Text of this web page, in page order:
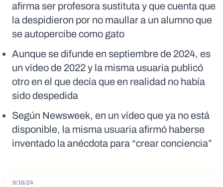
afirma ser profesora sustituta y que cuenta que
la despidieron por no maullar a un alumno que
se autopercibe como gato
Aunque se difunde en septiembre de 2024, es
un vídeo de 2022 y la misma usuaria publicó
otro en el que decía que en realidad no había
sido despedida
Según Newsweek, en un vídeo que ya no está
disponible, la misma usuaria afirmó haberse
inventado la anécdota para “crear conciencia”
9/16/24